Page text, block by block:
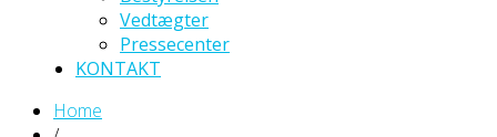
Vedtægter
Pressecenter
KONTAKT
Home